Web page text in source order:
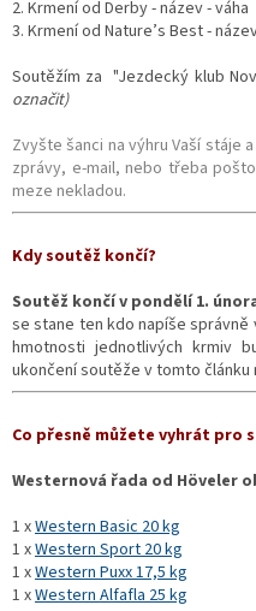
2. Krmení od Derby- název - váha
3. Krmení od Nature’s Best -
Soutěžím za "Jezdecký klub
označit)
Zvyšte šanci na výhru Vaší stáje
zprávy, e-mail, nebo třeba
meze nekladou.
Kdy soutěž končí?
Soutěž končí v pondělí 1.
se stane ten kdo napíše
hmotnosti jednotlivých krmiv
ukončení soutěže v tomto článku
Co přesně můžete vyhrát pro
Westernová řada od Höveler
1 xWestern Basic 20 kg
1 xWestern Sport 20 kg
1 xWestern Puxx 17,5 kg
1 xWestern Alfafla 25 kg